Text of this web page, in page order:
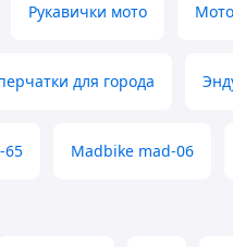
Рукавички мото
для города
65 Madbike mad-06